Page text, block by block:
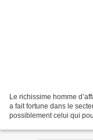
Le richissime homme
a fait fortune dans le
possiblement celui qui